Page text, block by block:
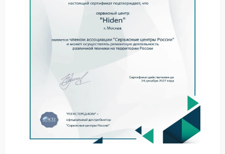
риск нештатных ситуаций.
Не пытайтесь разбирать корпус самостоятельно:
внутренние цепи чувствительны к вмешательству.
Обратитесь в сервисный центр Hiden для
профессиональной оценки состояния устройства.
Ремонт Hiden выполняется с учетом заводских
оригинальные компоненты и методики,
позволяющие вернуть устройству рабочие
соответствие заявленным параметрам.
Доверьте восстановление ИБП опытным мастерам —
это оптимальный способ вернуть технике